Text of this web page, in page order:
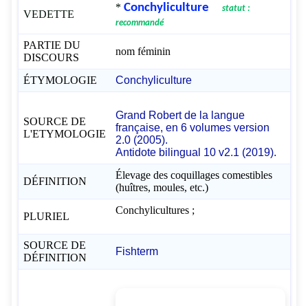
VEDETTE
* Conchyliculture
statut :
recommandé
PARTIE DU
DISCOURS
nom féminin
ÉTYMOLOGIE Conchyliculture
SOURCE DE
L'ETYMOLOGIE
Grand Robert de la langue
française, en 6 volumes version
2.0 (2005).
Antidote bilingual 10 v2.1 (2019).
DÉFINITION
Élevage des coquillages comestibles
(huîtres, moules, etc.)
PLURIEL
Conchylicultures ;
SOURCE DE
DÉFINITION
Fishterm